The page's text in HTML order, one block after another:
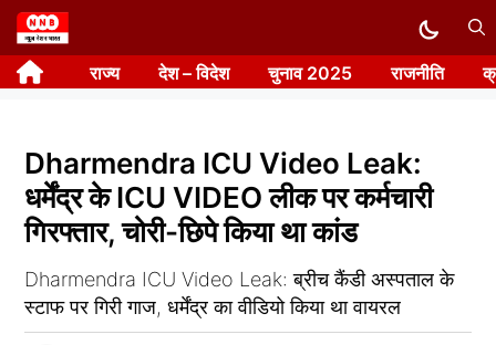
Skip
to
content राज्य देश – विदेश चुनाव 2025 राजनीति
Dharmendra ICU Video Leak:
धर्मेंद्र के ICU VIDEO लीक पर कर्मचारी
गिरफ्तार, चोरी-छिपे किया था कांड
Dharmendra ICU Video Leak: ब्रीच कैंडी अस्पताल के
स्टाफ पर गिरी गाज, धर्मेंद्र का वीडियो किया था वायरल